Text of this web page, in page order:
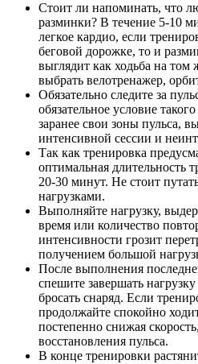
Стоит ли напоминать, что
разминки? В течение 5-10
легкое кардио, если
беговой дорожке, то и
выглядит как ходьба на
выбрать велотренажер,
Обязательно следите за
обязательное условие
заранее свои зоны пульса,
интенсивной сессии и
Так как тренировка
оптимальная длительность
20-30 минут. Не стоит
нагрузками.
Выполняйте нагрузку,
время или количество
интенсивности грозит
получением большой
После выполнения
спешите завершать
бросать снаряд. Если
продолжайте спокойно
постепенно снижая
восстановления пульса.
В конце тренировки